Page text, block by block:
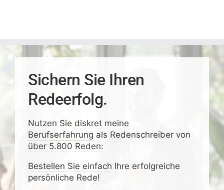
Sichern Sie Ihren
Redeerfolg.
Nutzen Sie diskretmeine
Berufserfahrung als Redenschreiber von
über 5.800 Reden:
Bestellen Sie einfach Ihre erfolgreiche
persönliche Rede!